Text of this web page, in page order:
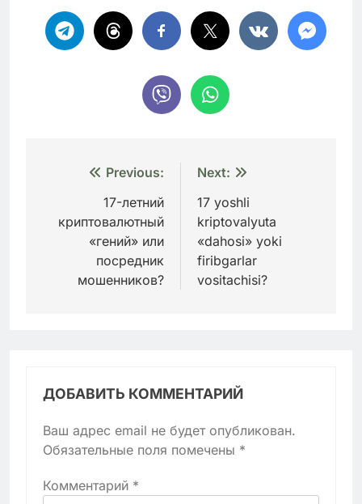
Навигация
записям
Previous:
17-летний
криптовалютный
«гений» или
посредник
мошенников?
Next:
17 yoshli
kriptovalyuta
«dahosi» yoki
firibgarlar
vositachisi?
ДОБАВИТЬ КОММЕНТАРИЙ
Ваш адрес email не будет опубликован.
Обязательные поля помечены *
Комментарий *